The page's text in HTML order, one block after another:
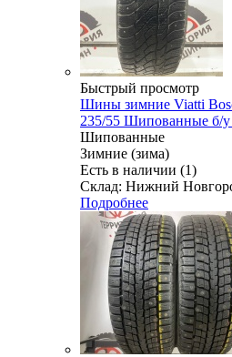
Быстрый просмотр
Шины зимние Viatti
235/55 Шипованные б/у
Шипованные
Зимние (зима)
Есть в наличии (1)
Склад: Нижний
Подробнее